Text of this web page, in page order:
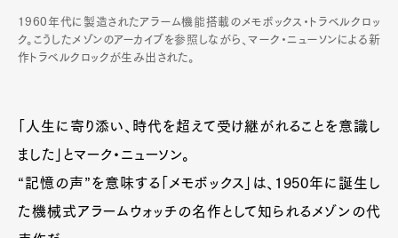
1960年代に製造されたアラーム機能搭載のメモボックス・トラベルクロッ
ク。こうしたメゾンのアーカイブを参照しながら、マーク・ニューソンによる新
作トラベルクロックが生み出された。
「人生に寄り添い、時代を超えて受け継がれることを意識し
ました」とマーク・ニューソン。
“記憶の声”を意味する「メモボックス」は、1950年に誕生し
た機械式アラームウォッチの名作として知られるメゾンの代